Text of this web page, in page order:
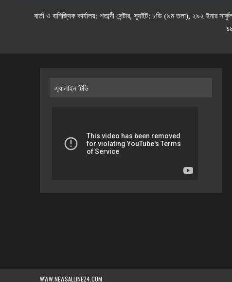
বার্তা ও বানিজ্যিক কার্যালয়: শতাব্দী সেন্টার, স্যুইট: ৮ডি (৯ম তলা),
এ্যালাইন টিভি
WWW.NEWSALLINE24.COM